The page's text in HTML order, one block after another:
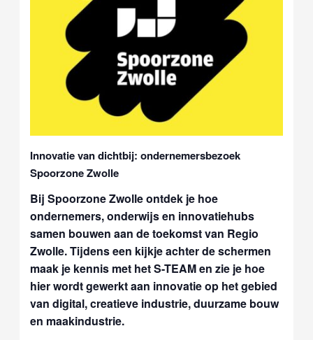
Innovatie van dichtbij: ondernemersbezoek
Spoorzone Zwolle
Bij Spoorzone Zwolle ontdek je hoe
ondernemers, onderwijs en innovatiehubs
samen bouwen aan de toekomst van Regio
Zwolle. Tijdens een kijkje achter de schermen
maak je kennis met het S-TEAM en zie je hoe
hier wordt gewerkt aan innovatie op het gebied
van digital, creatieve industrie, duurzame bouw
en maakindustrie.